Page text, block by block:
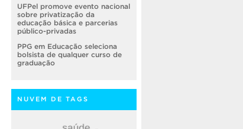
UFPel promove evento nacional
sobre privatização da
educação básica e parcerias
público-privadas
PPG em Educação seleciona
bolsista de qualquer curso de
graduação
NUVEM DE TAGS